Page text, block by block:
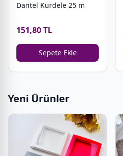
Dantel Kurdele 25 m
151,80 TL
Sepete Ekle
Yeni Ürünler